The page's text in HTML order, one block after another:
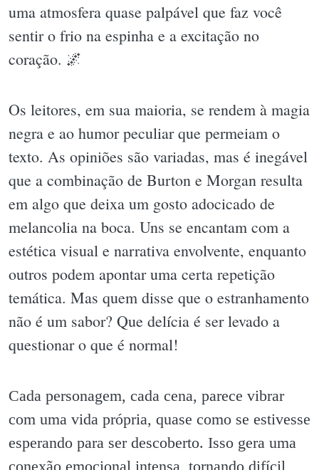
uma atmosfera quase palpável que faz você
sentir o frio na espinha e a excitação no
coração. 🌌
Os leitores, em sua maioria, se rendem à magia
negra e ao humor peculiar que permeiam o
texto. As opiniões são variadas, mas é inegável
que a combinação de Burton e Morgan resulta
em algo que deixa um gosto adocicado de
melancolia na boca. Uns se encantam com a
estética visual e narrativa envolvente, enquanto
outros podem apontar uma certa repetição
temática. Mas quem disse que o estranhamento
não é um sabor? Que delícia é ser levado a
questionar o que é normal!
Cada personagem, cada cena, parece vibrar
com uma vida própria, quase como se estivesse
esperando para ser descoberto. Isso gera uma
conexão emocional intensa, tornando difícil